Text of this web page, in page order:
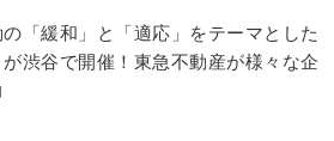
「緩和」と「適応」をテーマとした
渋谷で開催！東急不動産が様々な企